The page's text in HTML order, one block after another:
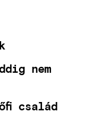
nem
család